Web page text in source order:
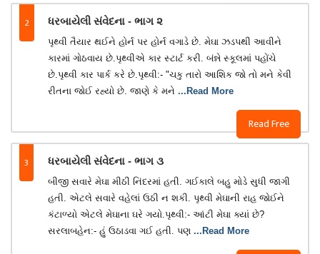
2 ધરબાયેલી સંવેદના - ભાગ ૨
Read Free
પૃથ્વી તૈયાર થઈને હોર્ન પર હોર્ન વગાડે છે. મેઘા ઝડપથી આવીને
કારમાં ગોઠવાય છે.પૃથ્વીએ કાર સ્ટાર્ટ કરી. બંન્ને સ્કૂલમાં પહોંચે
છે.પૃથ્વી કાર પાર્ક કરે છે.પૃથ્વી:- "ચકુ તારો આશિક જો તો મને કેવી
રીતના જોઈ રહ્યો છે. જાણે કે મને ...Read More
3 ધરબાયેલી સંવેદના - ભાગ ૩
બીજી સવારે મેઘા મીઠી નિંદરમાં હતી. ગઈકાલે બહુ મોડે સુધી જાગી
હતી. એટલે સવારે વહેલાં ઉઠી ન શકી. પૃથ્વી મેઘાની રાહ જોઈને
કંટાળ્યો એટલે મેઘાના ઘરે ગયો.પૃથ્વી:- આંટી મેઘા ક્યાં છે?
સરલાબહેન:- હું ઉઠાડવા ગઈ હતી. પણ ...Read More